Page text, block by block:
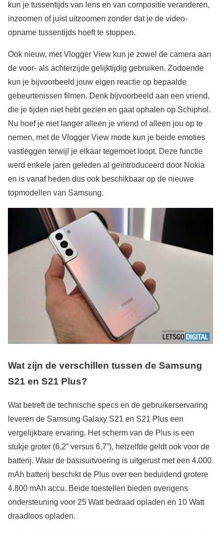
kun je tussentijds van lens en van compositie veranderen,
inzoomen of juist uitzoomen zonder dat je de video-
opname tussentijds hoeft te stoppen.
Ook nieuw, met Vlogger View kun je zowel de camera aan
de voor- als achterzijde gelijktijdig gebruiken. Zodoende
kun je bijvoorbeeld jouw eigen reactie op bepaalde
gebeurtenissen filmen. Denk bijvoorbeeld aan een vriend,
die je tijden niet hebt gezien en gaat ophalen op Schiphol.
Nu hoef je niet langer alleen je vriend of alleen jou op te
nemen, met de Vlogger View mode kun je beide emoties
vastleggen terwijl je elkaar tegemoet loopt. Deze functie
werd enkele jaren geleden al geïntroduceerd door Nokia
en is vanaf heden dus ook beschikbaar op de nieuwe
topmodellen van Samsung.
Wat zijn de verschillen tussen de Samsung
S21 en S21 Plus?
Wat betreft de technische specs en de gebruikerservaring
leveren de Samsung Galaxy S21 en S21 Plus een
vergelijkbare ervaring. Het scherm van de Plus is een
stukje groter (6,2” versus 6,7”), hetzelfde geldt ook voor de
batterij. Waar de basisuitvoering is uitgerust met een 4.000
mAh batterij beschikt de Plus over een beduidend grotere
4.800 mAh accu. Beide toestellen bieden overigens
ondersteuning voor 25 Watt bedraad opladen en 10 Watt
draadloos opladen.